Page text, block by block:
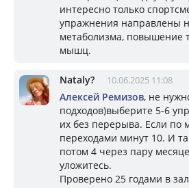
интересно только
упражнения направлены
метаболизма, повышение
мышц.
Nataly? 10.06.2025 11:08
Алексей Ремизов, не
подходов)выберите 5-6
их без перерыва. Если по
переходами минут 10. И
потом 4 через пару
уложитесь.
Проверено 25 годами в